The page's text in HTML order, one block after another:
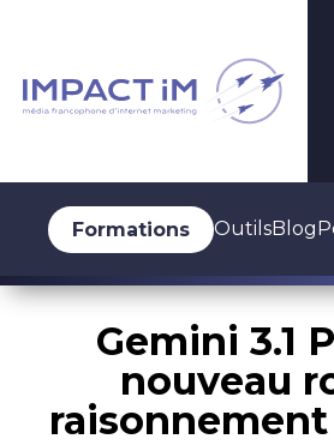
Formations OutilsBlog
Gemini 3.1
nouveau